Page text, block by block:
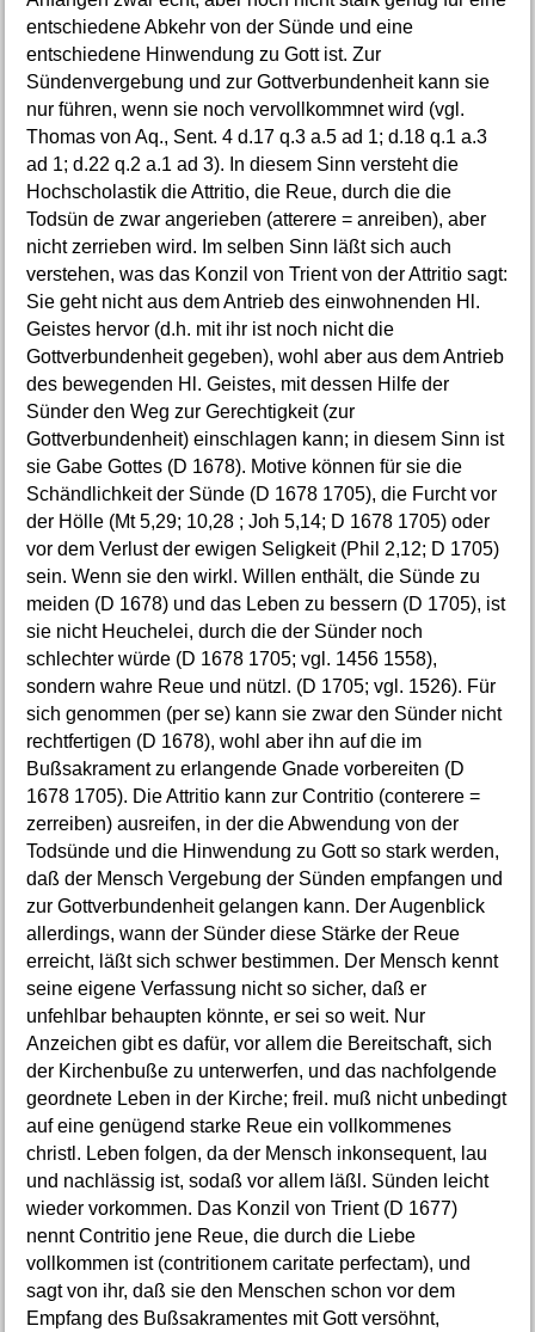
entschiedene Abkehr von der Sünde und eine
entschiedene Hinwendung zu Gott ist. Zur
Sündenvergebung und zur Gottverbundenheit kann sie
nur führen, wenn sie noch vervollkommnet wird (vgl.
Thomas von Aq., Sent. 4 d.17 q.3 a.5 ad 1; d.18 q.1 a.3
ad 1; d.22 q.2 a.1 ad 3). In diesem Sinn versteht die
Hochscholastik die Attritio, die Reue, durch die die
Todsün de zwar angerieben (atterere = anreiben), aber
nicht zerrieben wird. Im selben Sinn läßt sich auch
verstehen, was das Konzil von Trient von der Attritio sagt:
Sie geht nicht aus dem Antrieb des einwohnenden Hl.
Geistes hervor (d.h. mit ihr ist noch nicht die
Gottverbundenheit gegeben), wohl aber aus dem Antrieb
des bewegenden Hl. Geistes, mit dessen Hilfe der
Sünder den Weg zur Gerechtigkeit (zur
Gottverbundenheit) einschlagen kann; in diesem Sinn ist
sie Gabe Gottes (D 1678). Motive können für sie die
Schändlichkeit der Sünde (D 1678 1705), die Furcht vor
der Hölle (Mt 5,29; 10,28 ; Joh 5,14; D 1678 1705) oder
vor dem Verlust der ewigen Seligkeit (Phil 2,12; D 1705)
sein. Wenn sie den wirkl. Willen enthält, die Sünde zu
meiden (D 1678) und das Leben zu bessern (D 1705), ist
sie nicht Heuchelei, durch die der Sünder noch
schlechter würde (D 1678 1705; vgl. 1456 1558),
sondern wahre Reue und nützl. (D 1705; vgl. 1526). Für
sich genommen (per se) kann sie zwar den Sünder nicht
rechtfertigen (D 1678), wohl aber ihn auf die im
Bußsakrament zu erlangende Gnade vorbereiten (D
1678 1705). Die Attritio kann zur Contritio (conterere =
zerreiben) ausreifen, in der die Abwendung von der
Todsünde und die Hinwendung zu Gott so stark werden,
daß der Mensch Vergebung der Sünden empfangen und
zur Gottverbundenheit gelangen kann. Der Augenblick
allerdings, wann der Sünder diese Stärke der Reue
erreicht, läßt sich schwer bestimmen. Der Mensch kennt
seine eigene Verfassung nicht so sicher, daß er
unfehlbar behaupten könnte, er sei so weit. Nur
Anzeichen gibt es dafür, vor allem die Bereitschaft, sich
der Kirchenbuße zu unterwerfen, und das nachfolgende
geordnete Leben in der Kirche; freil. muß nicht unbedingt
auf eine genügend starke Reue ein vollkommenes
christl. Leben folgen, da der Mensch inkonsequent, lau
und nachlässig ist, sodaß vor allem läßl. Sünden leicht
wieder vorkommen. Das Konzil von Trient (D 1677)
nennt Contritio jene Reue, die durch die Liebe
vollkommen ist (contritionem caritate perfectam), und
sagt von ihr, daß sie den Menschen schon vor dem
Empfang des Bußsakramentes mit Gott versöhnt,